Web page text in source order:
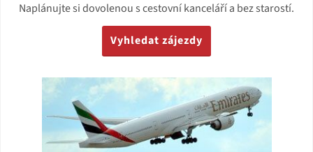
Naplánujte si dovolenou s cestovní kanceláří a bez starostí.
Vyhledat zájezdy